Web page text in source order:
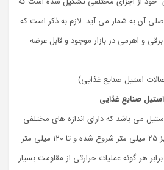
آن به شمار می آید. لازم به ذکر است که
و اهرمی در بازار موجود و قابل عرضه
استیل صنایع غذایی)
صنایع غذایی
می باشد که دارای اندازه های مختلفی
است. تبدیل ها معمولا از سایز ۲۵ میلی متر شروع شده و تا ۱۲۰ میلی متر
هر گونه عملیات حرارتی از مقاومت بسیار